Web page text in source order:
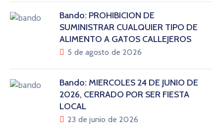
Bando: PROHIBICIÓN DE
SUMINISTRAR CUALQUIER TIPO DE
ALIMENTO A GATOS CALLEJEROS
5 de agosto de 2026
Bando: MIÉRCOLES 24 DE JUNIO DE
2026, CERRADO POR SER FIESTA
LOCAL
23 de junio de 2026